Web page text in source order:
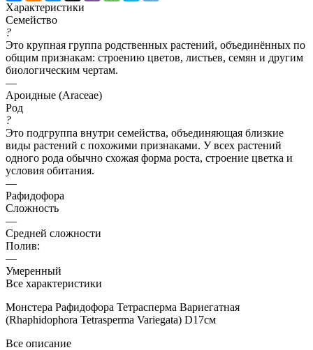
Характеристики
Семейство
?
Это крупная группа родственных растений, объединённых по
общим признакам: строению цветов, листьев, семян и другим
биологическим чертам.
—
Ароидные (Araceae)
Род
?
Это подгруппа внутри семейства, объединяющая близкие
виды растений с похожими признаками. У всех растений
одного рода обычно схожая форма роста, строение цветка и
условия обитания.
—
Рафидофора
Сложность
—
Средней сложности
Полив:
—
Умеренный
Все характеристики
Монстера Рафидофора Тетрасперма Вариегатная
(Rhaphidophora Tetrasperma Variegata) D17см
Все описание